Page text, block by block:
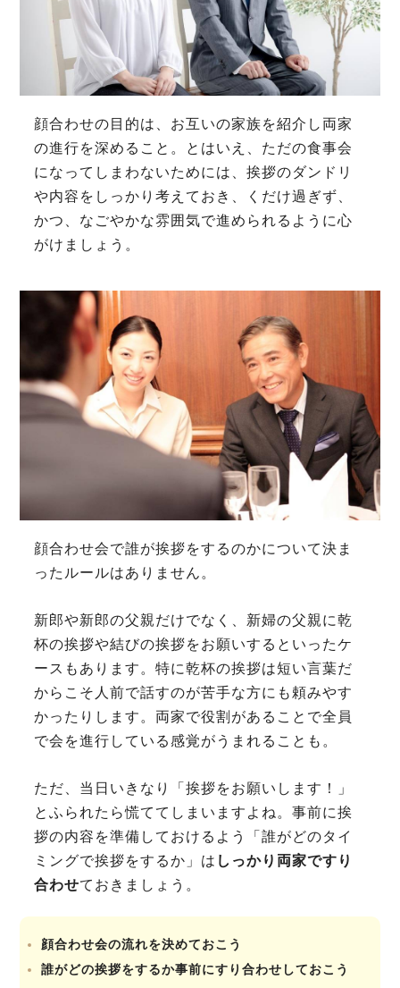
顔合わせの目的は、お互いの家族を紹介し両家
の進行を深めること。とはいえ、ただの食事会
になってしまわないためには、挨拶のダンドリ
や内容をしっかり考えておき、くだけ過ぎず、
かつ、なごやかな雰囲気で進められるように心
がけましょう。
顔合わせ会で誰が挨拶をするのかについて決ま
ったルールはありません。
新郎や新郎の父親だけでなく、新婦の父親に乾
杯の挨拶や結びの挨拶をお願いするといったケ
ースもあります。特に乾杯の挨拶は短い言葉だ
からこそ人前で話すのが苦手な方にも頼みやす
かったりします。両家で役割があることで全員
で会を進行している感覚がうまれることも。
ただ、当日いきなり「挨拶をお願いします！」
とふられたら慌ててしまいますよね。事前に挨
拶の内容を準備しておけるよう「誰がどのタイ
ミングで挨拶をするか」は しっかり両家ですり
合わせておきましょう。
顔合わせ会の流れを決めておこう
誰がどの挨拶をするか事前にすり合わせしておこう